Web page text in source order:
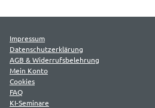
Impressum
Datenschutzerklärung
AGB & Widerrufsbelehrung
Mein Konto
Cookies
FAQ
KI-Seminare